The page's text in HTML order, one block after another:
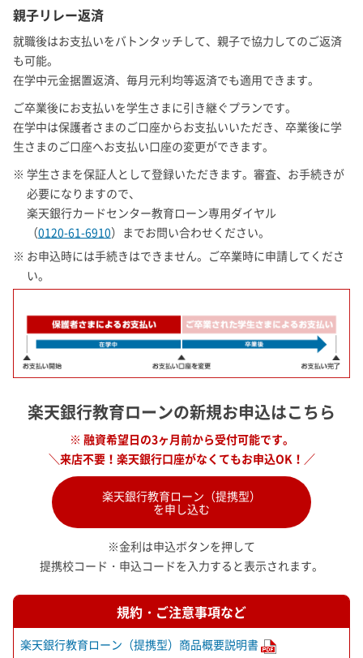
親子リレー返済
就職後はお支払いをバトンタッチして、親子で協力してのご返済
も可能。
在学中元金据置返済、毎月元利均等返済でも適用できます。
ご卒業後にお支払いを学生さまに引き継ぐプランです。
在学中は保護者さまのご口座からお支払いいただき、卒業後に学
生さまのご口座へお支払い口座の変更ができます。
※ 学生さまを保証人として登録いただきます。審査、お手続きが
必要になりますので、
楽天銀行カードセンター教育ローン専用ダイヤル
（0120-61-6910）までお問い合わせください。
※ お申込時には手続きはできません。ご卒業時に申請してくださ
い。
楽天銀行教育ローンの新規お申込はこちら
※ 融資希望日の3ヶ月前から受付可能です。
＼来店不要！楽天銀行口座がなくてもお申込OK！／
楽天銀行教育ローン（提携型）
を申し込む
※金利は申込ボタンを押して
提携校コード・申込コードを入力すると表示されます。
規約・ご注意事項など
楽天銀行教育ローン（提携型）商品概要説明書